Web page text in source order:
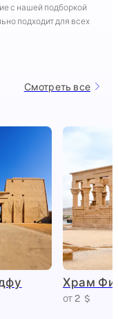
с нашей подборкой
подходит для всех
Смотреть все
Храм
от 2 $